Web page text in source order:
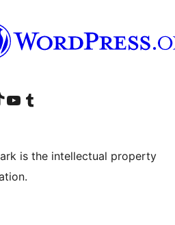
besuchen
Konto besuchen
TikTok-Konto besuchen
Unseren YouTube-Kanal besuchen
Unser Tumblr-Konto besuchen
is the intellectual property